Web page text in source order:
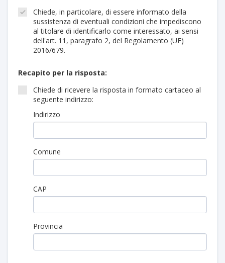
Chiede, in particolare, di essere informato della
sussistenza di eventuali condizioni che impediscono
al titolare di identificarlo come interessato, ai sensi
dell'art. 11, paragrafo 2, del Regolamento (UE)
2016/679.
Recapito per la risposta:
Chiede di ricevere la risposta in formato cartaceo al
seguente indirizzo:
Indirizzo
Comune
CAP
Provincia